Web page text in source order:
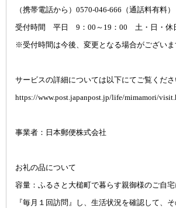
（携帯電話から）0570-046-666（通話料有料）
受付時間 平日 9：00～19：00 土・日・休
※受付時間は今後、変更となる場合がございま
サービスの詳細については以下にてご覧くださ
https://www.post.japanpost.jp/life/mimamori/
事業者：日本郵便株式会社
お礼の品について
容量：ふるさと大槌町で暮らす親御様のご自
『毎月１回訪問』し、生活状況を確認して、